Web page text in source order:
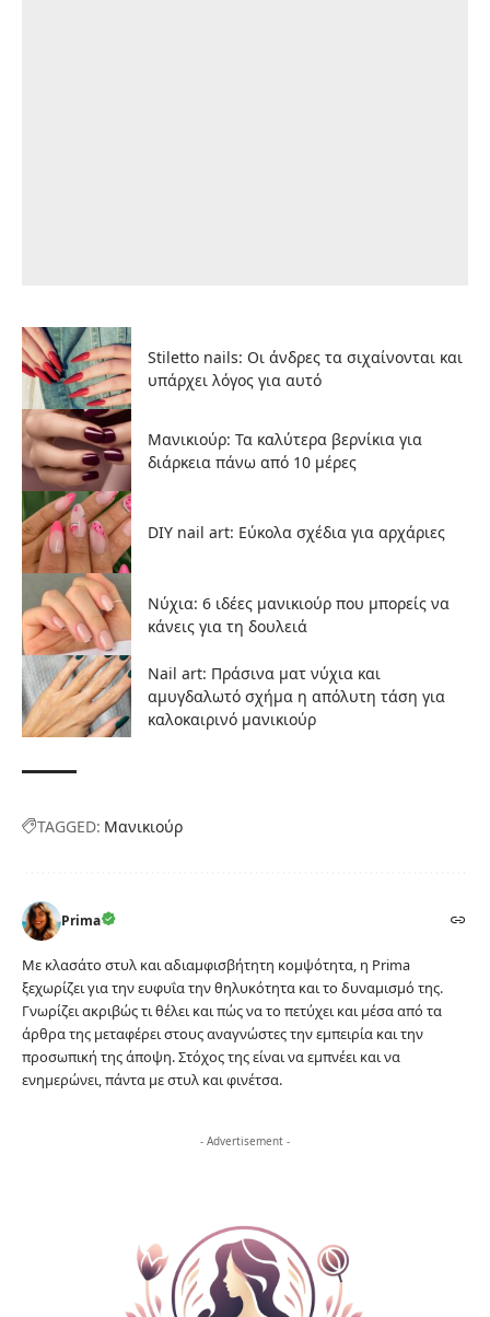
Stiletto nails: Οι άνδρες τα σιχαίνονται και
υπάρχει λόγος για αυτό
Μανικιούρ: Τα καλύτερα βερνίκια για
διάρκεια πάνω από 10 μέρες
DIY nail art: Εύκολα σχέδια για αρχάριες
Νύχια: 6 ιδέες μανικιούρ που μπορείς να
κάνεις για τη δουλειά
Nail art: Πράσινα ματ νύχια και
αμυγδαλωτό σχήμα η απόλυτη τάση για
καλοκαιρινό μανικιούρ
TAGGED: Μανικιούρ
Prima
Με κλασάτο στυλ και αδιαμφισβήτητη κομψότητα, η Prima
ξεχωρίζει για την ευφυΐα την θηλυκότητα και το δυναμισμό της.
Γνωρίζει ακριβώς τι θέλει και πώς να το πετύχει και μέσα από τα
άρθρα της μεταφέρει στους αναγνώστες την εμπειρία και την
προσωπική της άποψη. Στόχος της είναι να εμπνέει και να
ενημερώνει, πάντα με στυλ και φινέτσα.
- Advertisement -